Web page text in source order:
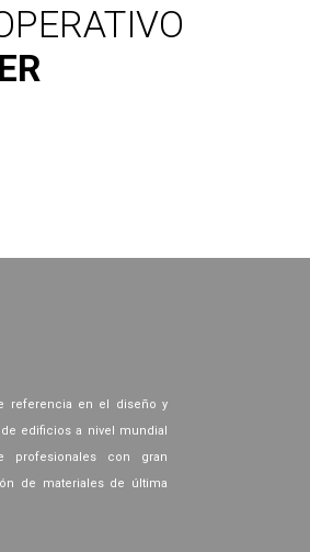
referencia en el diseño y
edificios a nivel mundial
con gran
de materiales de última